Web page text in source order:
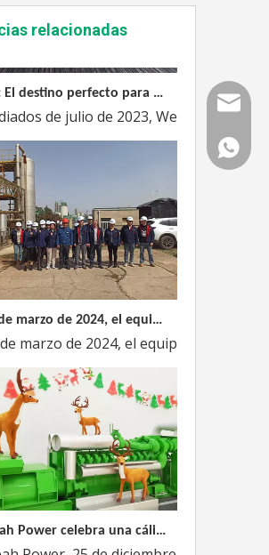
relacionadas
de julio de 2023, Weyeah poder
de marzo de 2024, el equipo de la
Power, 25 de diciembre de 2023 -
Correo